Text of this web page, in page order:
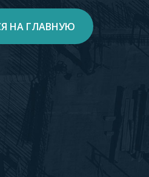
НА ГЛАВНУЮ